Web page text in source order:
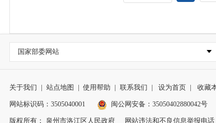
国家部委网站
关于我们 站点地图 使用帮助 联系我们 设为首页 收藏
网站标识码：3505040001 闽公网安备：35050402880042号
版权所有： 泉州市洛江区人民政府 网站违法和不良信息举报电话